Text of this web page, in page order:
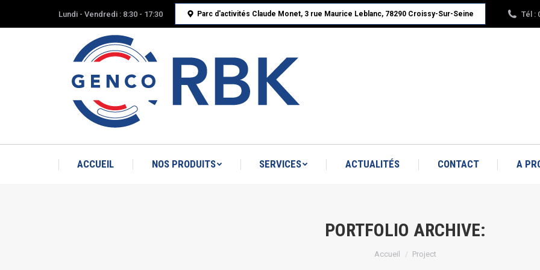
Lundi - Vendredi : 8:30 - 17:30 Parc d'activités Claude Monet, 3 rue Maurice Leblanc, 78290 Croissy-Sur-Seine Tél :
ACCUEIL NOS PRODUITS SERVICES ACTUALITÉS CONTACT A
PORTFOLIO ARCHIVE:
Vous êtes ici :
Accueil Project